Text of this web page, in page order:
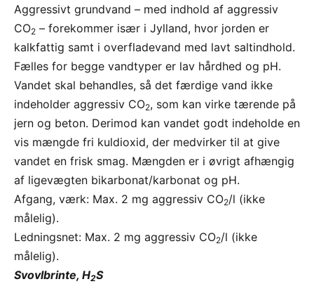
Aggressivt grundvand – med indhold af aggressiv
CO2 – forekommer især i Jylland, hvor jorden er
kalkfattig samt i overfladevand med lavt saltindhold.
Fælles for begge vandtyper er lav hårdhed og pH.
Vandet skal behandles, så det færdige vand ikke
indeholder aggressiv CO2, som kan virke tærende på
jern og beton. Derimod kan vandet godt indeholde en
vis mængde fri kuldioxid, der medvirker til at give
vandet en frisk smag. Mængden er i øvrigt afhængig
af ligevægten bikarbonat/karbonat og pH.
Afgang, værk: Max. 2 mg aggressiv CO2/l (ikke
målelig).
Ledningsnet: Max. 2 mg aggressiv CO2/l (ikke
målelig).
Svovlbrinte, H2S